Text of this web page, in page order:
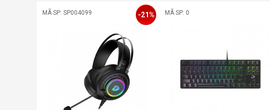
MÃ SP: SP004099 -21% MÃ SP: 0